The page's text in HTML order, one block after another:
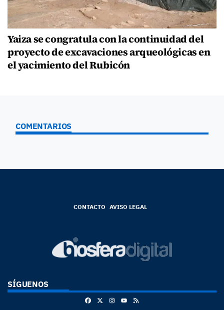
Yaiza se congratula con la continuidad del
proyecto de excavaciones arqueológicas en
el yacimiento del Rubicón
COMENTARIOS
CONTACTO AVISO LEGAL
SÍGUENOS
FacebookInstagram